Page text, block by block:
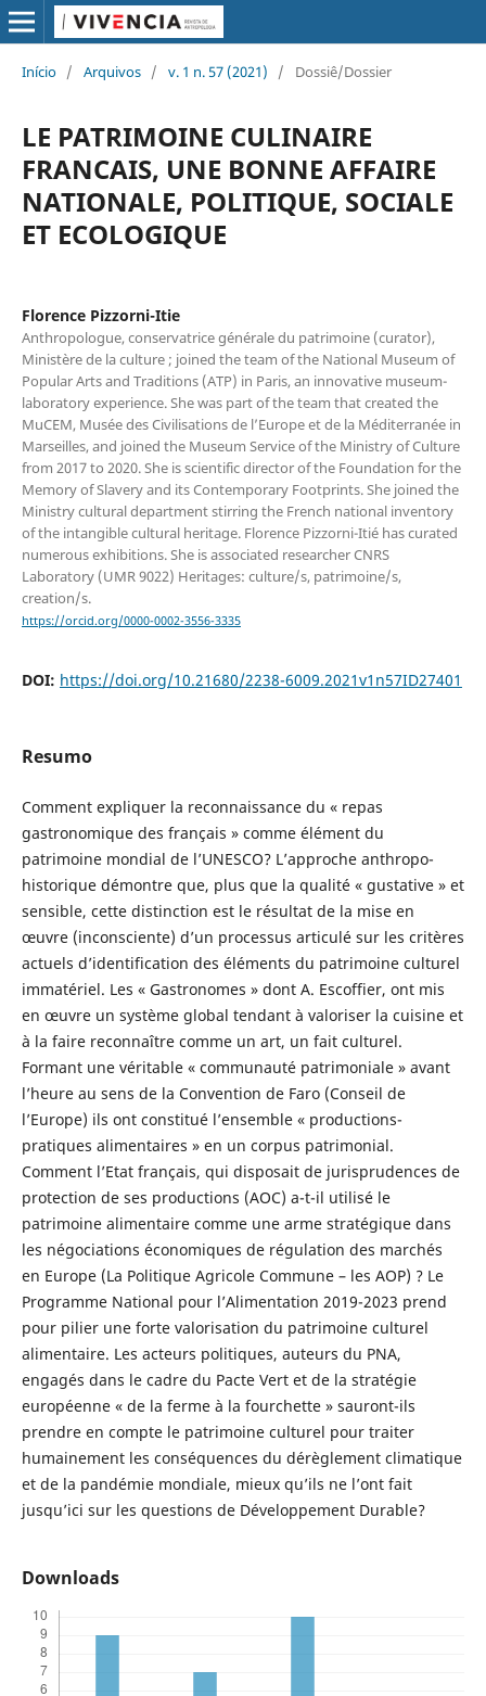
Início / Arquivos / v. 1 n. 57 (2021) / Dossiê/Dossier
LE PATRIMOINE CULINAIRE
FRANCAIS, UNE BONNE AFFAIRE
NATIONALE, POLITIQUE, SOCIALE
ET ECOLOGIQUE
Florence Pizzorni-Itie
Anthropologue, conservatrice générale du patrimoine (curator),
Ministère de la culture ; joined the team of the National Museum of
Popular Arts and Traditions (ATP) in Paris, an innovative museum-
laboratory experience. She was part of the team that created the
MuCEM, Musée des Civilisations de l’Europe et de la Méditerranée in
Marseilles, and joined the Museum Service of the Ministry of Culture
from 2017 to 2020. She is scientific director of the Foundation for the
Memory of Slavery and its Contemporary Footprints. She joined the
Ministry cultural department stirring the French national inventory
of the intangible cultural heritage. Florence Pizzorni-Itié has curated
numerous exhibitions. She is associated researcher CNRS
Laboratory (UMR 9022) Heritages: culture/s, patrimoine/s,
creation/s.
https://orcid.org/0000-0002-3556-3335
DOI: https://doi.org/10.21680/2238-6009.2021v1n57ID27401
Resumo
Comment expliquer la reconnaissance du « repas
gastronomique des français » comme élément du
patrimoine mondial de l’UNESCO? L’approche anthropo-
historique démontre que, plus que la qualité « gustative » et
sensible, cette distinction est le résultat de la mise en
œuvre (inconsciente) d’un processus articulé sur les critères
actuels d’identification des éléments du patrimoine culturel
immatériel. Les « Gastronomes » dont A. Escoffier, ont mis
en œuvre un système global tendant à valoriser la cuisine et
à la faire reconnaître comme un art, un fait culturel.
Formant une véritable « communauté patrimoniale » avant
l’heure au sens de la Convention de Faro (Conseil de
l’Europe) ils ont constitué l’ensemble « productions-
pratiques alimentaires » en un corpus patrimonial.
Comment l’Etat français, qui disposait de jurisprudences de
protection de ses productions (AOC) a-t-il utilisé le
patrimoine alimentaire comme une arme stratégique dans
les négociations économiques de régulation des marchés
en Europe (La Politique Agricole Commune – les AOP) ? Le
Programme National pour l’Alimentation 2019-2023 prend
pour pilier une forte valorisation du patrimoine culturel
alimentaire. Les acteurs politiques, auteurs du PNA,
engagés dans le cadre du Pacte Vert et de la stratégie
européenne « de la ferme à la fourchette » sauront-ils
prendre en compte le patrimoine culturel pour traiter
humainement les conséquences du dérèglement climatique
et de la pandémie mondiale, mieux qu’ils ne l’ont fait
jusqu’ici sur les questions de Développement Durable?
Downloads